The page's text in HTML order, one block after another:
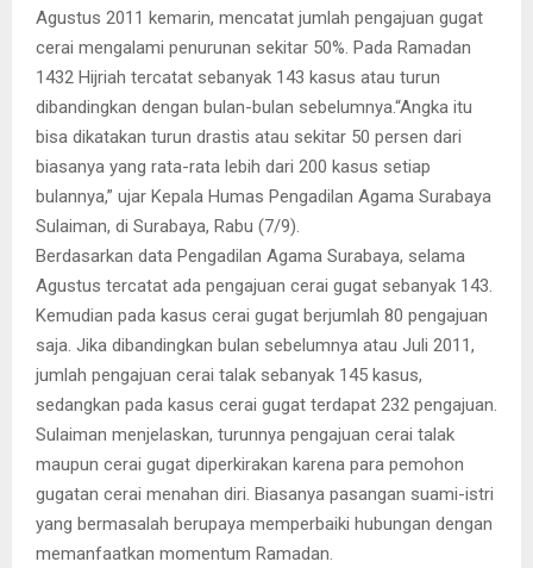
Agustus 2011 kemarin, mencatat jumlah pengajuan gugat
cerai mengalami penurunan sekitar 50%. Pada Ramadan
1432 Hijriah tercatat sebanyak 143 kasus atau turun
dibandingkan dengan bulan-bulan sebelumnya.“Angka itu
bisa dikatakan turun drastis atau sekitar 50 persen dari
biasanya yang rata-rata lebih dari 200 kasus setiap
bulannya,” ujar Kepala Humas Pengadilan Agama Surabaya
Sulaiman, di Surabaya, Rabu (7/9).
Berdasarkan data Pengadilan Agama Surabaya, selama
Agustus tercatat ada pengajuan cerai gugat sebanyak 143.
Kemudian pada kasus cerai gugat berjumlah 80 pengajuan
saja. Jika dibandingkan bulan sebelumnya atau Juli 2011,
jumlah pengajuan cerai talak sebanyak 145 kasus,
sedangkan pada kasus cerai gugat terdapat 232 pengajuan.
Sulaiman menjelaskan, turunnya pengajuan cerai talak
maupun cerai gugat diperkirakan karena para pemohon
gugatan cerai menahan diri. Biasanya pasangan suami-istri
yang bermasalah berupaya memperbaiki hubungan dengan
memanfaatkan momentum Ramadan.